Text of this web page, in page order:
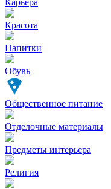
Красота
Напитки
Обувь
Общественное питание
Отделочные материалы
Предметы интерьера
Религия